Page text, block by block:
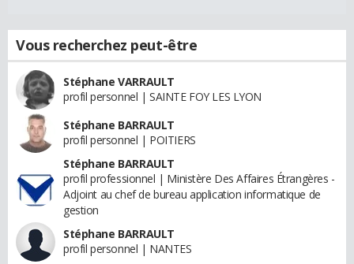
Vous recherchez peut-être
Stéphane VARRAULT
profil personnel | SAINTE FOY LES LYON
Stéphane BARRAULT
profil personnel | POITIERS
Stéphane BARRAULT
profil professionnel | Ministère Des Affaires Étrangères -
Adjoint au chef de bureau application informatique de
gestion
Stéphane BARRAULT
profil personnel | NANTES